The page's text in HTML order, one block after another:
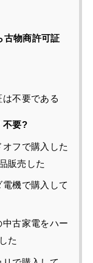
古物商許可証
不要である
不要?
フで購入した
販売した
機で購入して
古家電をハー
た